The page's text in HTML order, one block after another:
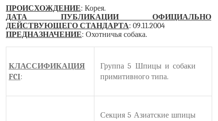
ПРОИСХОЖДЕНИЕ: Корея.
ДАТА ПУБЛИКАЦИИ ОФИЦИАЛЬНО
ДЕЙСТВУЮЩЕГО СТАНДАРТА: 09.11.2004
ПРЕДНАЗНАЧЕНИЕ: Охотничья собака.
КЛАССИФИКАЦИЯ
FCI:
Группа 5 Шпицы и собаки
примитивного типа.
Секция 5 Азиатские шпицы